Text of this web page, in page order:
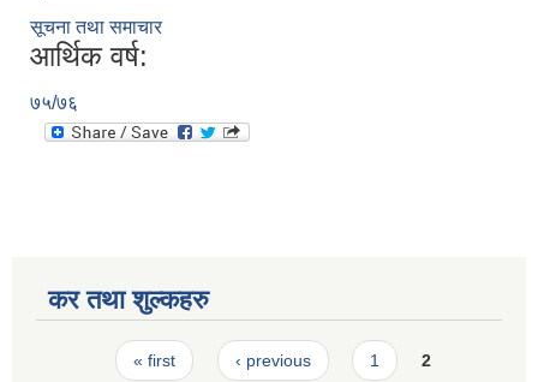
सूचना तथा समाचार
आर्थिक वर्ष:
७५/७६
कर तथा शुल्कहरु
Pages« first ‹ previous 1 2